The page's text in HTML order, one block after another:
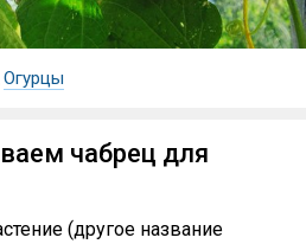
Огурцы
чабрец для
(другое название